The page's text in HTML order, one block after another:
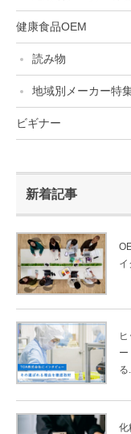
健康食品OEM
読み物
地域別メーカー特
ビギナー
新着記事
イ
る...
化